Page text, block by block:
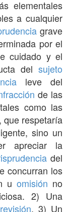
elementales
a cualquier
grave
por el
cuidado y el
delsujeto
leve del
de las
como las
respetaría
sino un
apreciar la
del
concurran los
uomisión no
2) Una
. 3) Un